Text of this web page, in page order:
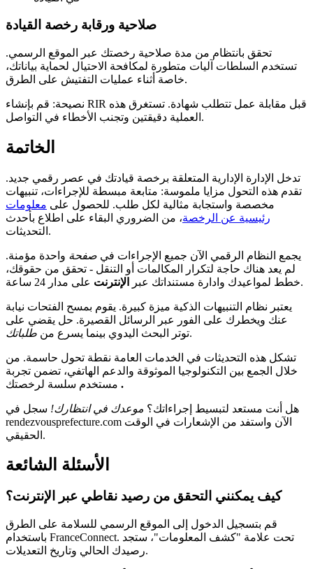
صلاحية ورقابة رخصة القيادة
تحقق بانتظام من مدة صلاحية رخصتك عبر الموقع الرسمي.
تستخدم السلطات آليات متطورة لمكافحة الاحتيال لحماية بياناتك،
خاصة أثناء عمليات التفتيش على الطرق.
نصيحة: قم بإنشاء RIR قبل مقابلة عمل تتطلب شهادة. تستغرق هذه
العملية دقيقتين وتجنب الأخطاء في التواصل.
الخاتمة
تدخل الإدارة الإدارية المتعلقة برخصة قيادتك في عصر رقمي جديد.
تقدم هذه التحول مزايا ملموسة: متابعة مبسطة للإجراءات، تنبيهات
مخصصة واستجابة مثالية لكل طلب. للحصول على معلومات
رئيسية عن الرخصة، من الضروري البقاء على اطلاع بأحدث
التحديثات.
يجمع النظام الرقمي الآن جميع الإجراءات في صفحة واحدة مؤمنة.
لم يعد هناك حاجة لتكرار المكالمات أو التنقل - تحقق من حقوقك،
خطط لمواعيدك وادارة مستنداتك عبر
الإنترنت على مدار 24 ساعة.
يعتبر نظام التنبيهات الذكية ميزة كبيرة. يقوم بمسح الفتحات نيابة
عنك ويخطرك على الفور عبر الرسائل القصيرة. حل يقضي على
توتر البحث اليدوي بينما يسرع من طلباتك .
تشكل هذه التحديثات في الخدمات العامة نقطة تحول حاسمة. من
خلال الجمع بين التكنولوجيا الموثوقة والدعم الهاتفي، تضمن تجربة
.
هل أنت مستعد لتبسيط إجراءاتك؟ موعدك في انتظارك! سجل في
rendezvousprefecture.com الآن واستفد من الإشعارات في الوقت
الحقيقي.
الأسئلة الشائعة
كيف يمكنني التحقق من رصيد نقاطي عبر الإنترنت؟
قم بتسجيل الدخول إلى الموقع الرسمي للسلامة على الطرق
باستخدام FranceConnect. تحت علامة "كشف المعلومات"، ستجد
رصيدك الحالي وتاريخ التعديلات.